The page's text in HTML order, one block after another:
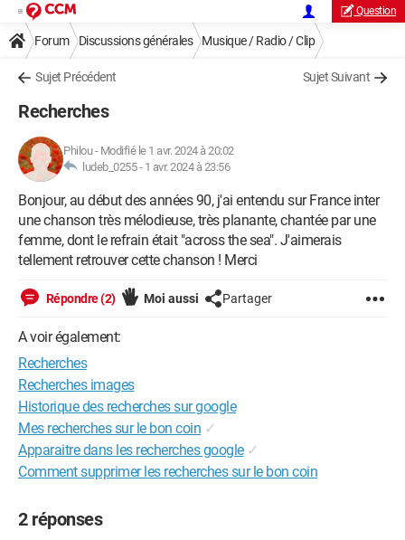
Question
Forum Discussions générales Musique / Radio / Clip
Sujet Précédent Sujet Suivant
Recherches
Philou- Modifié le 1 avr. 2024 à 20:02
ludeb_0255 - 1 avr. 2024 à 23:56
Bonjour, au début des années 90, j'ai entendu sur France inter
une chanson très mélodieuse, très planante, chantée par une
femme, dont le refrain était "across the sea". J'aimerais
tellement retrouver cette chanson ! Merci
Répondre (2) Moi aussi Partager
A voir également:
Recherches
Recherches images
Historique des recherches sur google
Mes recherches sur le bon coin ✓
Apparaitre dans les recherches google ✓
Comment supprimer les recherches sur le bon coin
2 réponses